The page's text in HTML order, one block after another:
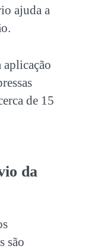
ajuda a
aplicação
de 15
da
são